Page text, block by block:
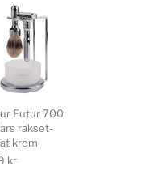
Futur 700
rakset-
krom
kr